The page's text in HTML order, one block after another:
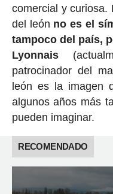
comercial y curiosa.
del león no es el
tampoco del país,
Lyonnais
patrocinador del
león es la imagen
algunos años más
pueden imaginar.
RECOMENDADO